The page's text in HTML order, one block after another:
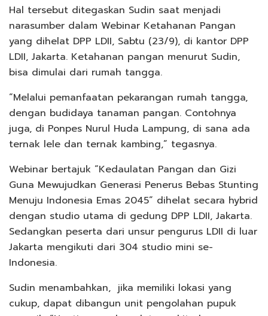
Hal tersebut ditegaskan Sudin saat menjadi
narasumber dalam Webinar Ketahanan Pangan
yang dihelat DPP LDII, Sabtu (23/9), di kantor DPP
LDII, Jakarta. Ketahanan pangan menurut Sudin,
bisa dimulai dari rumah tangga.
“Melalui pemanfaatan pekarangan rumah tangga,
dengan budidaya tanaman pangan. Contohnya
juga, di Ponpes Nurul Huda Lampung, di sana ada
ternak lele dan ternak kambing,” tegasnya.
Webinar bertajuk “Kedaulatan Pangan dan Gizi
Guna Mewujudkan Generasi Penerus Bebas Stunting
Menuju Indonesia Emas 2045” dihelat secara hybrid
dengan studio utama di gedung DPP LDII, Jakarta.
Sedangkan peserta dari unsur pengurus LDII di luar
Jakarta mengikuti dari 304 studio mini se-
Indonesia.
Sudin menambahkan, jika memiliki lokasi yang
cukup, dapat dibangun unit pengolahan pupuk